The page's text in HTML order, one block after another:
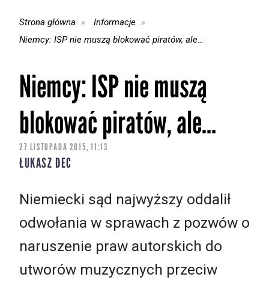
Strona główna
Informacje
Niemcy: ISP nie muszą blokować piratów, ale…
Niemcy: ISP nie muszą
blokować piratów, ale…
27 LISTOPADA 2015, 11:13
ŁUKASZ DEC
Niemiecki sąd najwyższy oddalił
odwołania w sprawach z pozwów o
naruszenie praw autorskich do
utworów muzycznych przeciw